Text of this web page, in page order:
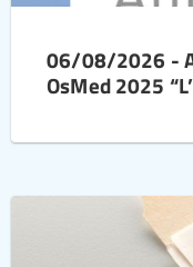
06/08/2026 -
OsMed 2025